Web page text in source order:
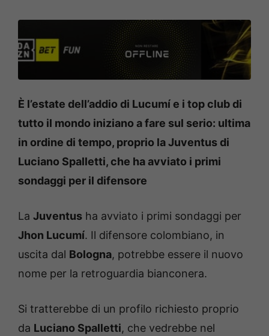
È l’estate dell’addio di Lucumí e i top club di
tutto il mondo iniziano a fare sul serio: ultima
in ordine di tempo, proprio la Juventus di
Luciano Spalletti, che ha avviato i primi
sondaggi per il difensore
La Juventus ha avviato i primi sondaggi per
Jhon Lucumí. Il difensore colombiano, in
uscita dal Bologna, potrebbe essere il nuovo
nome per la retroguardia bianconera.
Si tratterebbe di un profilo richiesto proprio
da Luciano Spalletti, che vedrebbe nel